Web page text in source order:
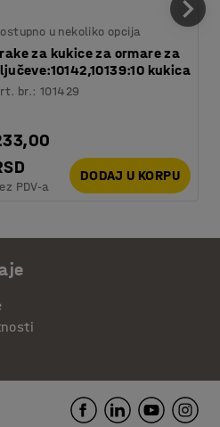
u nekoliko opcija
za kukice za ormare za
kukica
br.:101429
PDV-a
DODAJ U KORPU